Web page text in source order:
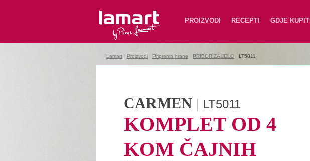
Lamart PROIZVODI RECEPTI GDJE KUPITI
Lamart Proizvodi Priprema hrane PRIBOR ZA JELO LT5011
CARMEN | LT5011
KOMPLET OD 4
KOM ČAJNIH